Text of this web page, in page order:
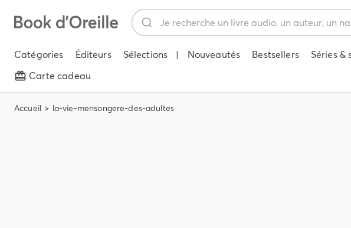
Catégories Éditeurs Sélections | Nouveautés Bestsellers Séries &
Carte cadeau
Accueil la-vie-mensongere-des-adultes